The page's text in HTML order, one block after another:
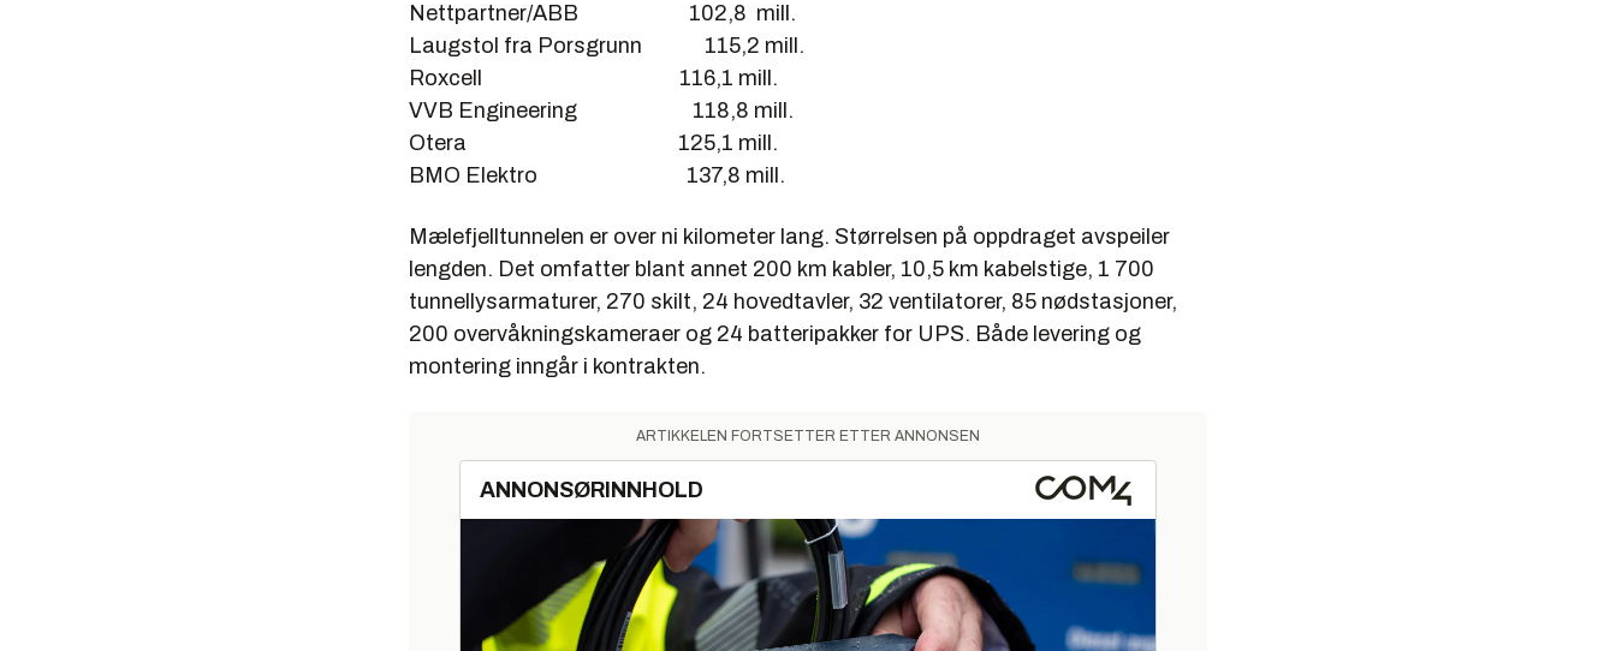
Nettpartner/ABB 102,8 mill.
Laugstol fra Porsgrunn 115,2 mill.
Roxcell 116,1 mill.
VVB Engineering 118,8 mill.
Otera 125,1 mill.
BMO Elektro 137,8 mill.
Mælefjelltunnelen er over ni kilometer lang. Størrelsen på oppdraget avspeiler
lengden. Det omfatter blant annet 200 km kabler, 10,5 km kabelstige, 1 700
tunnellysarmaturer, 270 skilt, 24 hovedtavler, 32 ventilatorer, 85 nødstasjoner,
200 overvåkningskameraer og 24 batteripakker for UPS. Både levering og
montering inngår i kontrakten.
ARTIKKELEN FORTSETTER ETTER ANNONSEN
ANNONSØRINNHOLD